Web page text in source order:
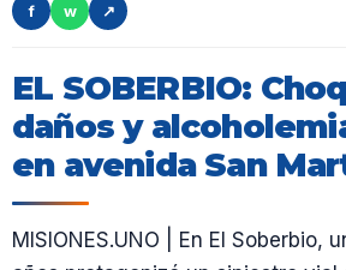
f
w ↗
EL SOBERBIO:
daños y
en avenida San
MISIONES.UNO | En El Soberbio,